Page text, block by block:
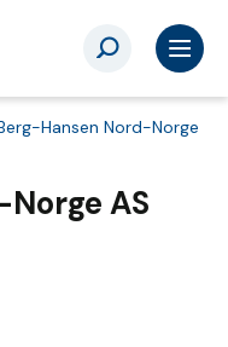
Hansen Nord-Norge
AS